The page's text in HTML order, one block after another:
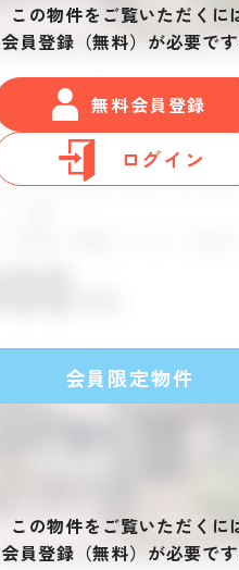
この物件をご覧いただくに
会員登録（無料）が必要です
無料会員登録
ログイン
会員限定物件
この物件をご覧いただくに
会員登録（無料）が必要です